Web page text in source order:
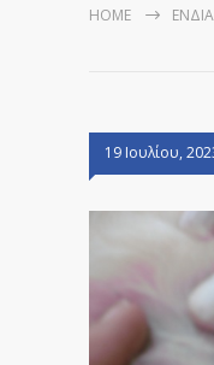
HOME
19 Ιουλίου,